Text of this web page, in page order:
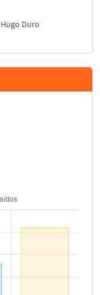
Hugo Duro
Maxi Gómez